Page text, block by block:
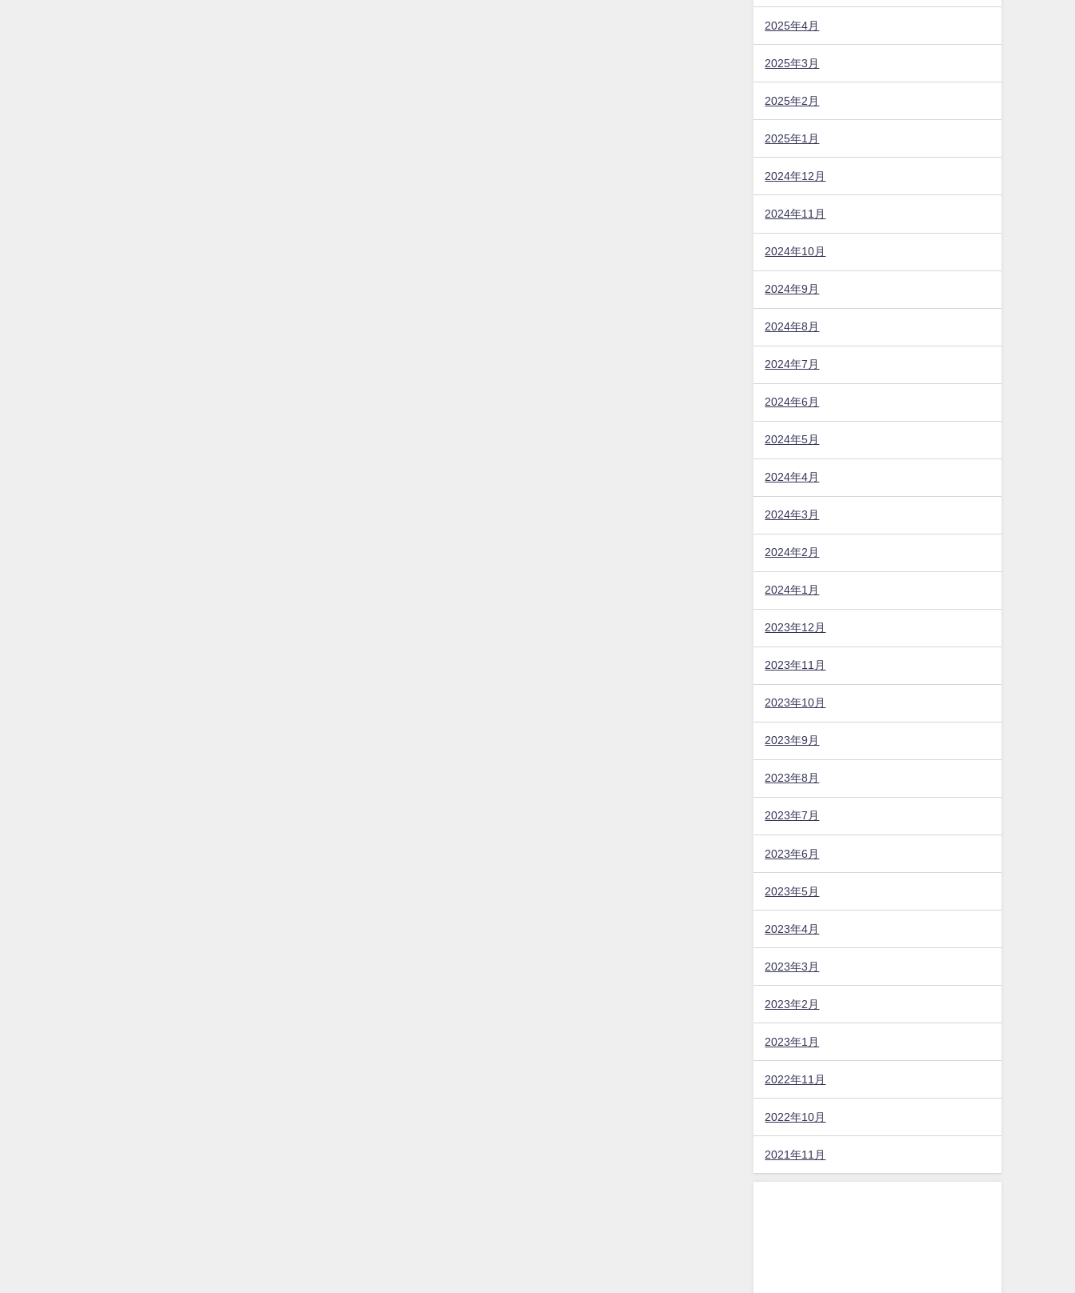
2025年4月
2025年3月
2025年2月
2025年1月
2024年12月
2024年11月
2024年10月
2024年9月
2024年8月
2024年7月
2024年6月
2024年5月
2024年4月
2024年3月
2024年2月
2024年1月
2023年12月
2023年11月
2023年10月
2023年9月
2023年8月
2023年7月
2023年6月
2023年5月
2023年4月
2023年3月
2023年2月
2023年1月
2022年11月
2022年10月
2021年11月